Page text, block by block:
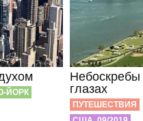
ЙОРК
глазах
ПУТЕШЕСТВИЯ